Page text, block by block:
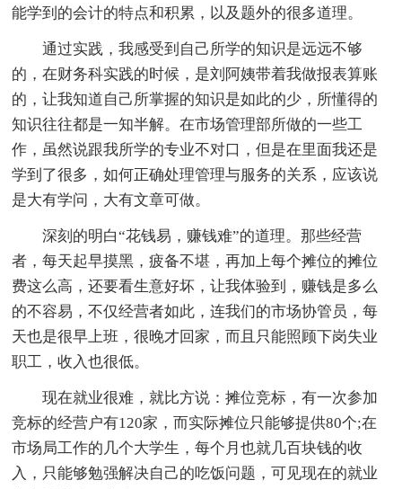
能学到的会计的特点和积累，以及题外的很多道理。
通过实践，我感受到自己所学的知识是远远不够
的，在财务科实践的时候，是刘阿姨带着我做报表算账
的，让我知道自己所掌握的知识是如此的少，所懂得的
知识往往都是一知半解。在市场管理部所做的一些工
作，虽然说跟我所学的专业不对口，但是在里面我还是
学到了很多，如何正确处理管理与服务的关系，应该说
是大有学问，大有文章可做。
深刻的明白“花钱易，赚钱难”的道理。那些经营
者，每天起早摸黑，疲备不堪，再加上每个摊位的摊位
费这么高，还要看生意好坏，让我体验到，赚钱是多么
的不容易，不仅经营者如此，连我们的市场协管员，每
天也是很早上班，很晚才回家，而且只能照顾下岗失业
职工，收入也很低。
现在就业很难，就比方说：摊位竞标，有一次参加
竞标的经营户有120家，而实际摊位只能够提供80个;在
市场局工作的几个大学生，每个月也就几百块钱的收
入，只能够勉强解决自己的吃饭问题，可见现在的就业